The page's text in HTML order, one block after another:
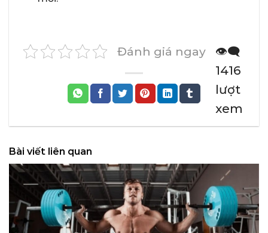
Đánh giá ngay
👁️‍🗨️
1416
lượt
xem
Bài viết liên quan